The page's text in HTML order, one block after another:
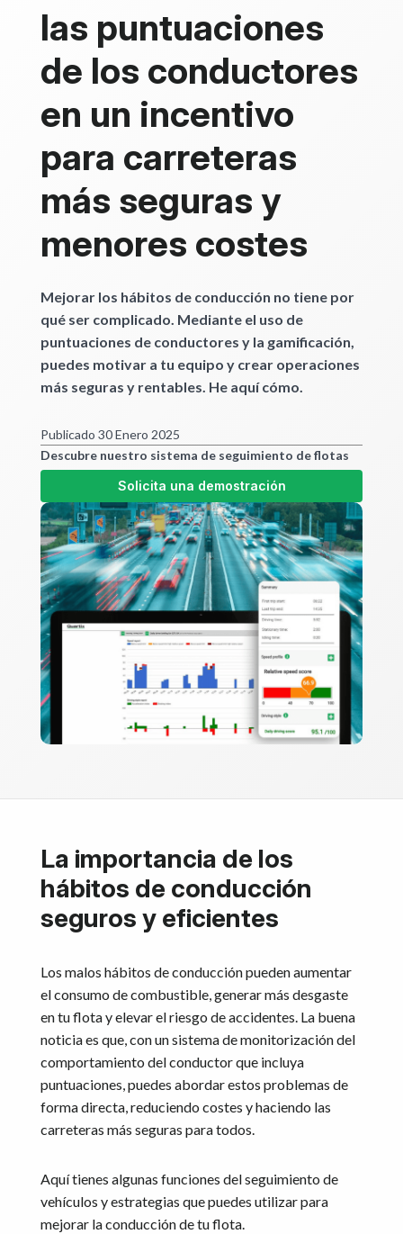
las puntuaciones
de los conductores
en un incentivo
para carreteras
más seguras y
menores costes
Mejorar los hábitos de conducción no tiene por
qué ser complicado. Mediante el uso de
puntuaciones de conductores y la gamificación,
puedes motivar a tu equipo y crear operaciones
más seguras y rentables. He aquí cómo.
Publicado 30 Enero 2025
Descubre nuestro sistema de seguimiento de flotas
Solicita una demostración
La importancia de los
hábitos de conducción
seguros y eficientes
Los malos hábitos de conducción pueden aumentar
el consumo de combustible, generar más desgaste
en tu flota y elevar el riesgo de accidentes. La buena
noticia es que, con un sistema de monitorización del
comportamiento del conductor que incluya
puntuaciones, puedes abordar estos problemas de
forma directa, reduciendo costes y haciendo las
carreteras más seguras para todos.
Aquí tienes algunas funciones del seguimiento de
vehículos y estrategias que puedes utilizar para
mejorar la conducción de tu flota.